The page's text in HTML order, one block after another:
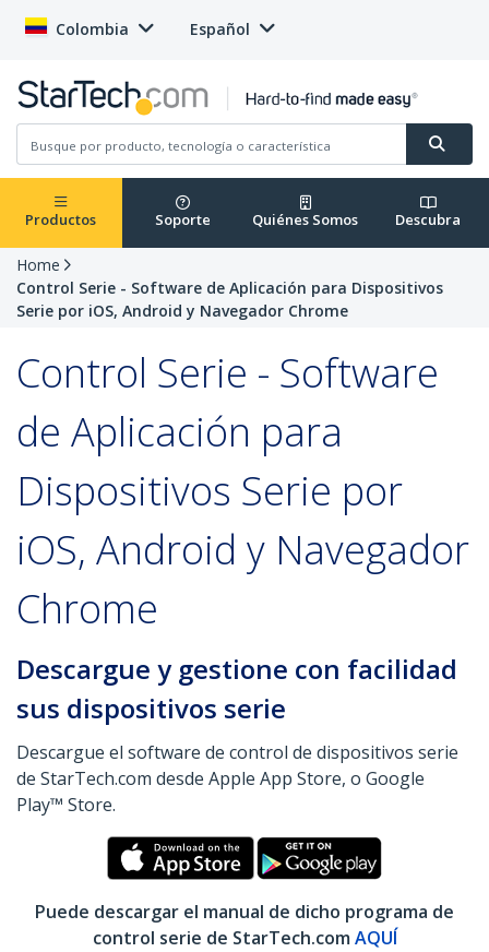
Colombia Español
Productos Soporte Quiénes Somos Descubra
Home
Control Serie - Software de Aplicación para Dispositivos
Serie por iOS, Android y Navegador Chrome
Control Serie - Software
de Aplicación para
Dispositivos Serie por
iOS, Android y Navegador
Chrome
Descargue y gestione con facilidad
sus dispositivos serie
Descargue el software de control de dispositivos serie
de StarTech.com desde Apple App Store, o Google
Play™ Store.
Puede descargar el manual de dicho programa de
control serie de StarTech.comAQUÍ